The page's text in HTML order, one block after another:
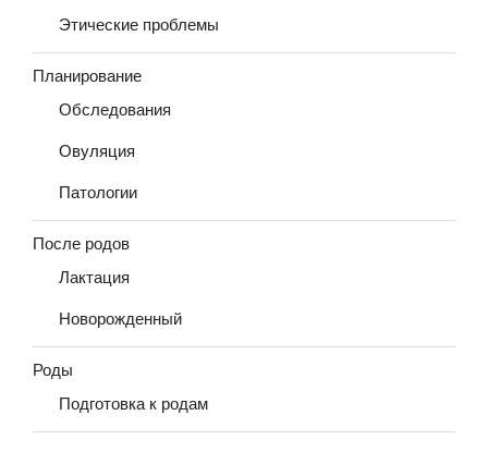
Этические проблемы
Планирование
Обследования
Овуляция
Патологии
После родов
Лактация
Новорожденный
Роды
Подготовка к родам